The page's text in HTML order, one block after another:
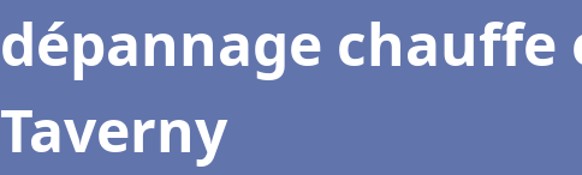
dépannage chauffe
Taverny